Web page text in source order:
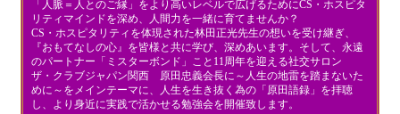
「人脈＝人とのご縁」をより高いレベルで広げるためにCS・ホスピタ
リティマインドを深め、人間力を一緒に育てませんか？
CS・ホスピタリティを体現された林田正光先生の想いを受け継ぎ、
『おもてなしの心』を皆様と共に学び、深めあいます。そして、永遠
のパートナー「ミスターボンド」こと11周年を迎える社交サロン
ザ・クラブジャパン関西 原田忠義会長に～人生の地雷を踏まないた
めに～をメインテーマに、人生を生き抜く為の「原田語録」を拝聴
し、より身近に実践で活かせる勉強会を開催致します。